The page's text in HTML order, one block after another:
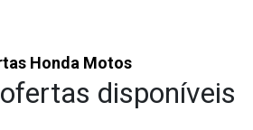
Honda Motos
disponíveis